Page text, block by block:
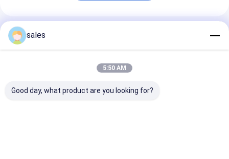
Sản Phẩm Khuyến Cáo
sales
5:50 AM
Good day, what product are you looking for?